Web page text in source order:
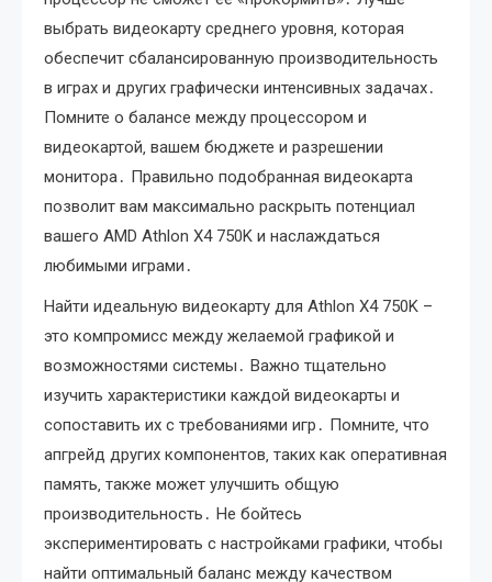
выбрать видеокарту среднего уровня‚ которая
обеспечит сбалансированную производительность
в играх и других графически интенсивных задачах․
Помните о балансе между процессором и
видеокартой‚ вашем бюджете и разрешении
монитора․ Правильно подобранная видеокарта
позволит вам максимально раскрыть потенциал
вашего AMD Athlon X4 750K и наслаждаться
любимыми играми․
Найти идеальную видеокарту для Athlon X4 750K –
это компромисс между желаемой графикой и
возможностями системы․ Важно тщательно
изучить характеристики каждой видеокарты и
сопоставить их с требованиями игр․ Помните‚ что
апгрейд других компонентов‚ таких как оперативная
память‚ также может улучшить общую
производительность․ Не бойтесь
экспериментировать с настройками графики‚ чтобы
найти оптимальный баланс между качеством